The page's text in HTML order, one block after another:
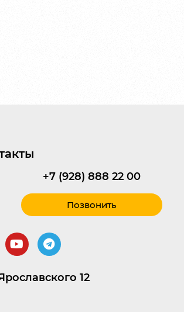
+7 (928) 888 22 00
Позвонить
12